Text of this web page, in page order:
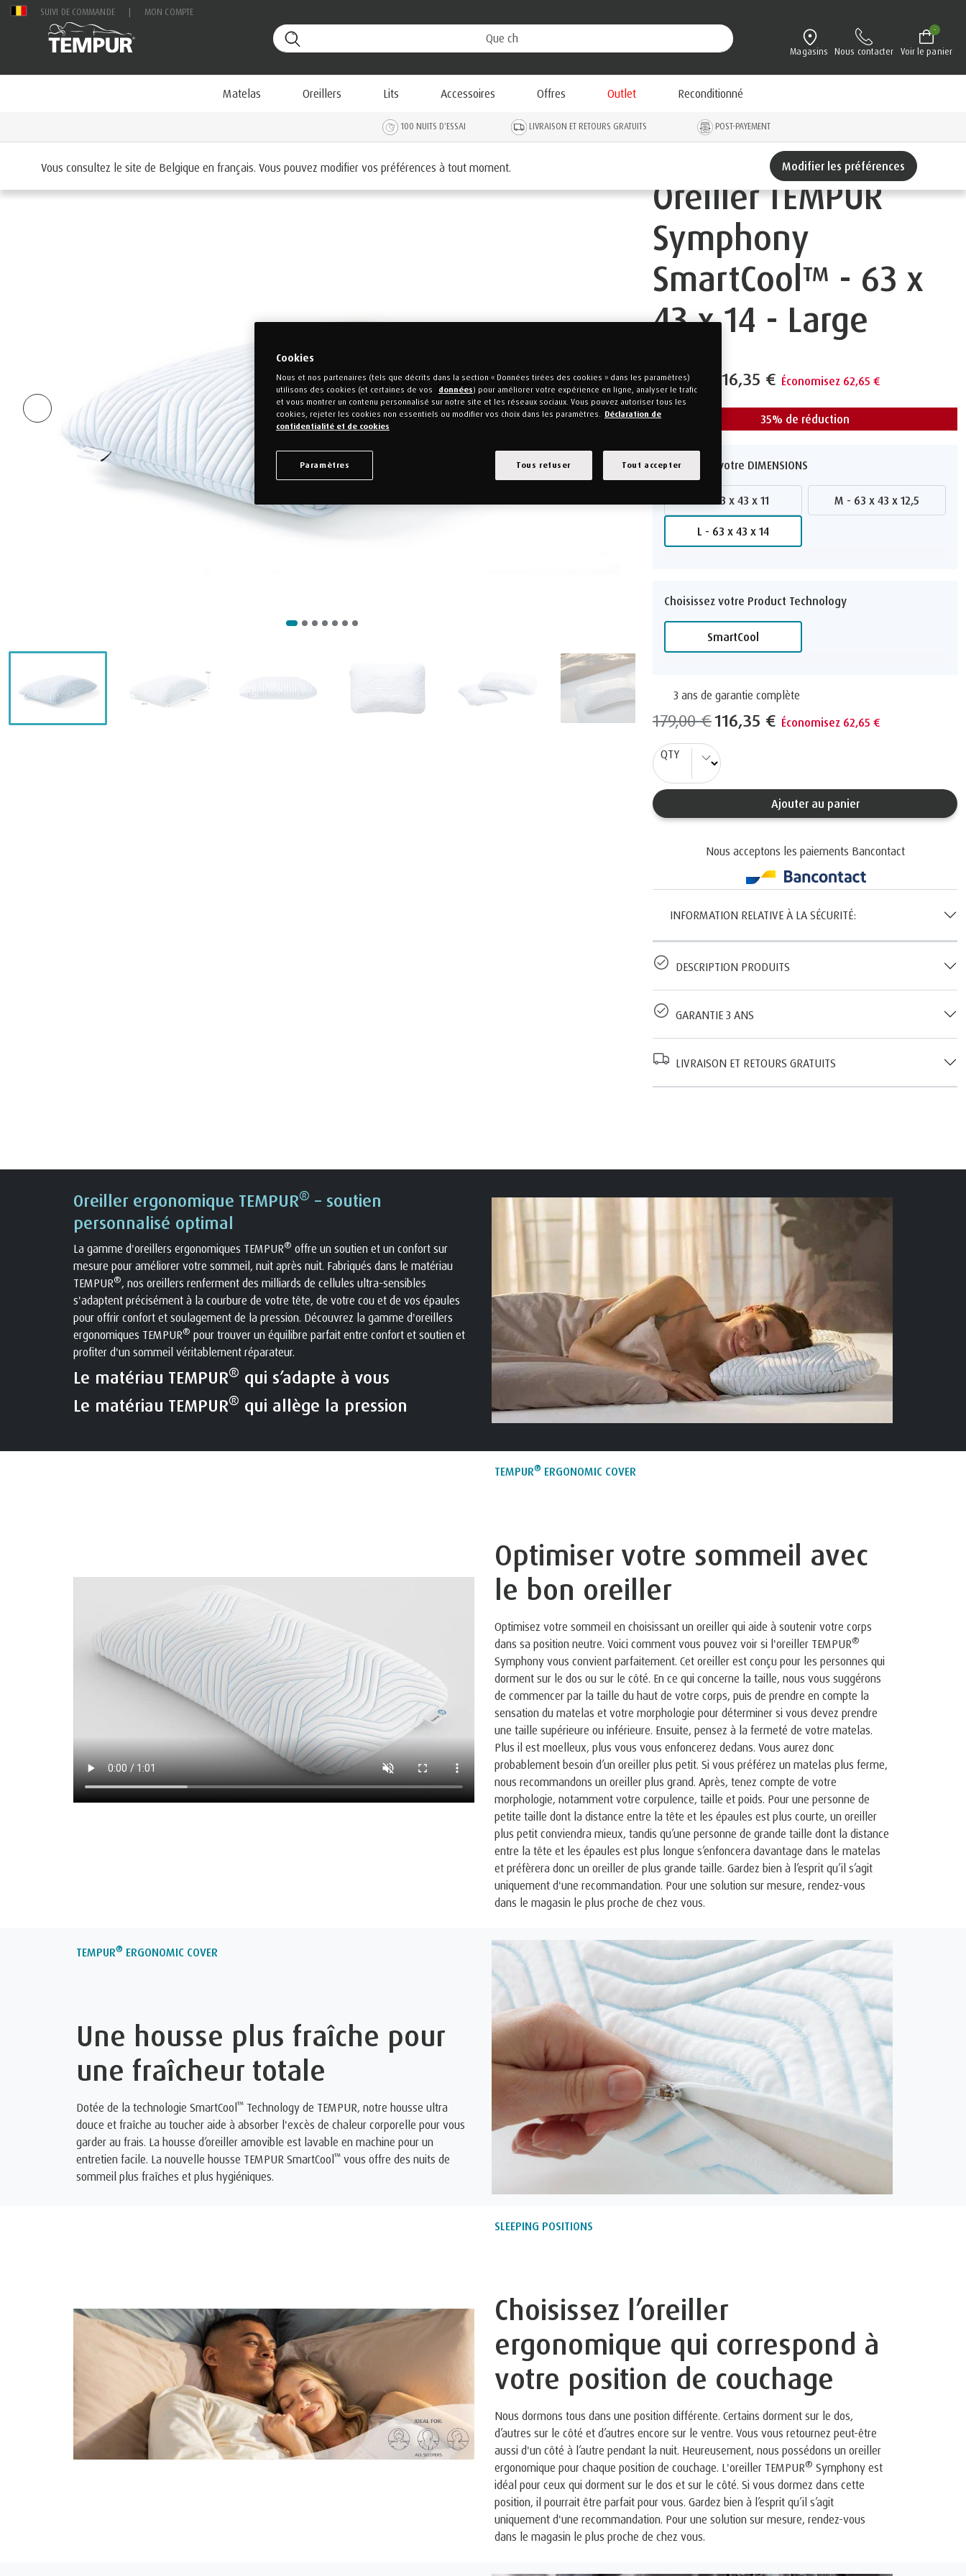
SUIVI DE COMMANDE MON COMPTE
Magasins Nous contacter Voir le panier
-
Matelas Oreillers Lits Accessoires Offres Outlet Reconditionné
100 NUITS D'ESSAI LIVRAISON ET RETOURS GRATUITS POST-PAYEMENT
Vous consultez le site de Belgique en français. Vous pouvez modifier vos préférences à tout moment. Modifier les préférences
Toutes les tailles sont approximatives et peuvent varier légèrement
Oreiller TEMPUR
Symphony
SmartCool™ - 63 x
43 x 14 - Large
179,00 € 116,35 € Économisez 62,65 €
35% de réduction
Choisissez votre DIMENSIONS
S - 63 x 43 x 11 M - 63 x 43 x 12,5
L - 63 x 43 x 14
Choisissez votre Product Technology
SmartCool
3 ans de garantie complète
179,00 €116,35 € Économisez 62,65 €
QTY
Ajouter au panier
Nous acceptons les paiements Bancontact
INFORMATION RELATIVE À LA SÉCURITÉ:
DESCRIPTION PRODUITS
GARANTIE 3 ANS
LIVRAISON ET RETOURS GRATUITS
Oreiller ergonomique TEMPUR® – soutien
personnalisé optimal
La gamme d'oreillers ergonomiques TEMPUR® offre un soutien et un confort sur
mesure pour améliorer votre sommeil, nuit après nuit. Fabriqués dans le matériau
TEMPUR®, nos oreillers renferment des milliards de cellules ultra-sensibles
s'adaptent précisément à la courbure de votre tête, de votre cou et de vos épaules
pour offrir confort et soulagement de la pression. Découvrez la gamme d'oreillers
ergonomiques TEMPUR® pour trouver un équilibre parfait entre confort et soutien et
profiter d'un sommeil véritablement réparateur.
Le matériau TEMPUR® qui s’adapte à vous
Le matériau TEMPUR® qui allège la pression
TEMPUR® ERGONOMIC COVER
Optimiser votre sommeil avec
le bon oreiller
Optimisez votre sommeil en choisissant un oreiller qui aide à soutenir votre corps
dans sa position neutre. Voici comment vous pouvez voir si l'oreiller TEMPUR®
Symphony vous convient parfaitement. Cet oreiller est conçu pour les personnes qui
dorment sur le dos ou sur le côté. En ce qui concerne la taille, nous vous suggérons
de commencer par la taille du haut de votre corps, puis de prendre en compte la
sensation du matelas et votre morphologie pour déterminer si vous devez prendre
une taille supérieure ou inférieure. Ensuite, pensez à la fermeté de votre matelas.
Plus il est moelleux, plus vous vous enfoncerez dedans. Vous aurez donc
probablement besoin d’un oreiller plus petit. Si vous préférez un matelas plus ferme,
nous recommandons un oreiller plus grand. Après, tenez compte de votre
morphologie, notamment votre corpulence, taille et poids. Pour une personne de
petite taille dont la distance entre la tête et les épaules est plus courte, un oreiller
plus petit conviendra mieux, tandis qu’une personne de grande taille dont la distance
entre la tête et les épaules est plus longue s’enfoncera davantage dans le matelas
et préfèrera donc un oreiller de plus grande taille. Gardez bien à l’esprit qu’il s’agit
uniquement d'une recommandation. Pour une solution sur mesure, rendez-vous
dans le magasin le plus proche de chez vous.
TEMPUR® ERGONOMIC COVER
Une housse plus fraîche pour
une fraîcheur totale
Dotée de la technologie SmartCool ™ Technology de TEMPUR, notre housse ultra
douce et fraîche au toucher aide à absorber l'excès de chaleur corporelle pour vous
garder au frais. La housse d’oreiller amovible est lavable en machine pour un
entretien facile. La nouvelle housse TEMPUR SmartCool ™ vous offre des nuits de
sommeil plus fraîches et plus hygiéniques.
SLEEPING POSITIONS
Choisissez l’oreiller
ergonomique qui correspond à
votre position de couchage
Nous dormons tous dans une position différente. Certains dorment sur le dos,
d’autres sur le côté et d’autres encore sur le ventre. Vous vous retournez peut-être
aussi d'un côté à l’autre pendant la nuit. Heureusement, nous possédons un oreiller
ergonomique pour chaque position de couchage. L'oreiller TEMPUR® Symphony est
idéal pour ceux qui dorment sur le dos et sur le côté. Si vous dormez dans cette
position, il pourrait être parfait pour vous. Gardez bien à l’esprit qu’il s’agit
uniquement d'une recommandation. Pour une solution sur mesure, rendez-vous
dans le magasin le plus proche de chez vous.
Cookies
Nous et nos partenaires (tels que décrits dans la section « Données tirées des cookies » dans les paramètres)
utilisons des cookies (et certaines de vos
données) pour améliorer votre expérience en ligne, analyser le trafic
et vous montrer un contenu personnalisé sur notre site et les réseaux sociaux. Vous pouvez autoriser tous les
cookies, rejeter les cookies non essentiels ou modifier vos choix dans les paramètres. Déclaration de
confidentialité et de cookies
Paramètres Tous refuser Tout accepter